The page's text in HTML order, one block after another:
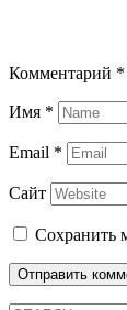
Комментарий *
Имя *
Email *
Сайт
Сохранить